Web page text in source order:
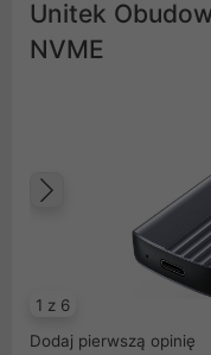
Unitek
NVME
1 z 6
Dodaj pierwszą opinię